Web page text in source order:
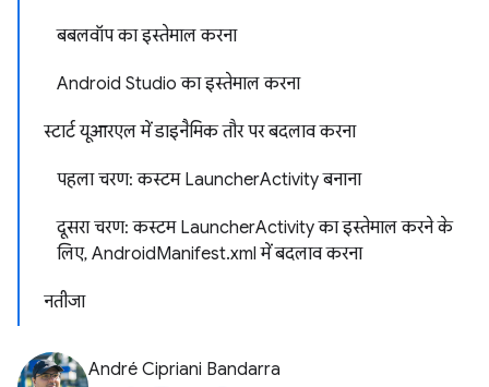
बबलवॉप का इस्तेमाल करना
Android Studio का इस्तेमाल करना
स्टार्ट यूआरएल में डाइनैमिक तौर पर बदलाव करना
पहला चरण: कस्टम LauncherActivity बनाना
दूसरा चरण: कस्टम LauncherActivity का इस्तेमाल करने के
लिए, AndroidManifest.xml में बदलाव करना
नतीजा
André Cipriani Bandarra